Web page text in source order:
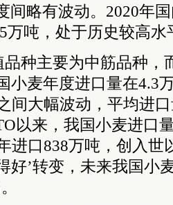
间略有波动。2020年
万吨，处于历史较高水
品种主要为中筋品种，
小麦年度进口量在4.3
间大幅波动，平均进
以来，我国小麦进口
进口838万吨，创入世
好’转变，未来我国小